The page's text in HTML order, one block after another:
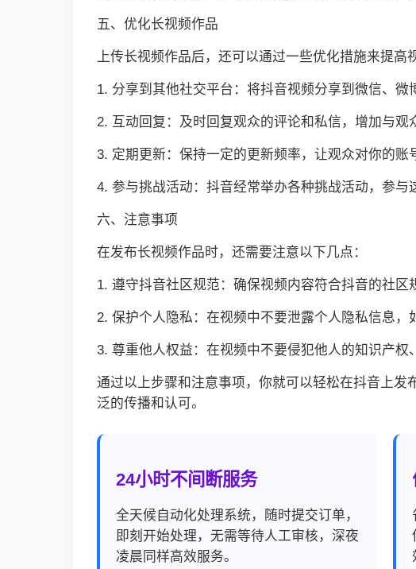
五、优化长视频作品
上传长视频作品后，还可以通过一些优化措施来提高
1. 分享到其他社交平台：将抖音视频分享到微信、微
2. 互动回复：及时回复观众的评论和私信，增加与观
3. 定期更新：保持一定的更新频率，让观众对你的账
4. 参与挑战活动：抖音经常举办各种挑战活动，参与
六、注意事项
在发布长视频作品时，还需要注意以下几点：
1. 遵守抖音社区规范：确保视频内容符合抖音的社区
2. 保护个人隐私：在视频中不要泄露个人隐私信息，
3. 尊重他人权益：在视频中不要侵犯他人的知识产权
通过以上步骤和注意事项，你就可以轻松在抖音上
泛的传播和认可。
24小时不间断服务
全天候自动化处理系统，随时提交订单，
即刻开始处理，无需等待人工审核，深夜
凌晨同样高效服务。